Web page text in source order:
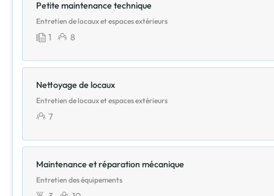
Petite maintenance technique
Entretien de locaux et espaces extérieurs
1 8
Nettoyage de locaux
Entretien de locaux et espaces extérieurs
7
Maintenance et réparation mécanique
Entretien des équipements